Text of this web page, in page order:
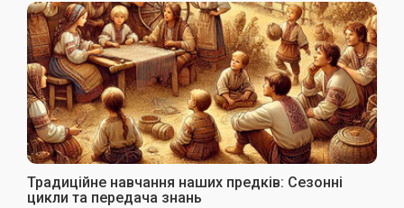
Традиційне навчання наших предків: Сезонні
цикли та передача знань